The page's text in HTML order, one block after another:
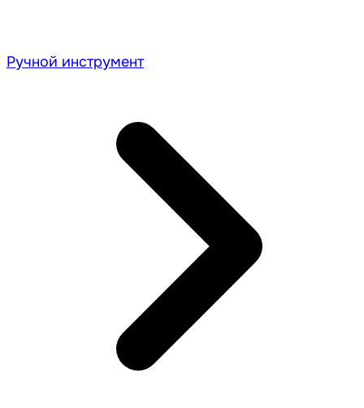
Ручной инструмент